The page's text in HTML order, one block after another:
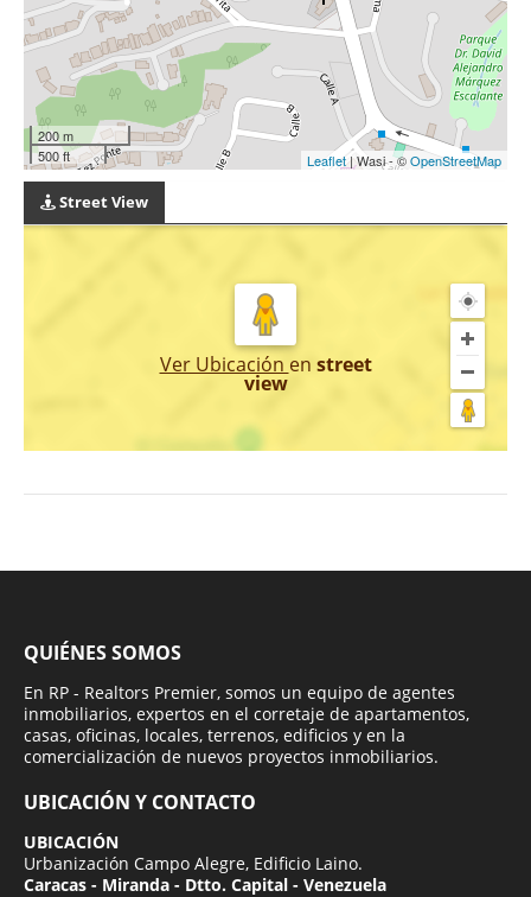
200 m
500 ft
Leaflet| Wasi - ©OpenStreetMap
Street View
Ver Ubicación en street
view
QUIÉNES SOMOS
En RP - Realtors Premier, somos un equipo de agentes
inmobiliarios, expertos en el corretaje de apartamentos,
casas, oficinas, locales, terrenos, edificios y en la
comercialización de nuevos proyectos inmobiliarios.
UBICACIÓN Y CONTACTO
UBICACIÓN
Urbanización Campo Alegre, Edificio Laino.
Caracas - Miranda - Dtto. Capital - Venezuela